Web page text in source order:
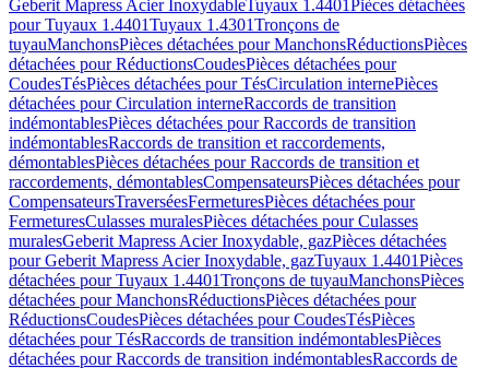
Geberit Mapress Acier InoxydableTuyaux 1.4401Pièces détachées
pour Tuyaux 1.4401Tuyaux 1.4301Tronçons de
tuyauManchonsPièces détachées pour ManchonsRéductionsPièces
détachées pour RéductionsCoudesPièces détachées pour
CoudesTésPièces détachées pour TésCirculation internePièces
détachées pour Circulation interneRaccords de transition
indémontablesPièces détachées pour Raccords de transition
indémontablesRaccords de transition et raccordements,
démontablesPièces détachées pour Raccords de transition et
raccordements, démontablesCompensateursPièces détachées pour
CompensateursTraverséesFermeturesPièces détachées pour
FermeturesCulasses muralesPièces détachées pour Culasses
muralesGeberit Mapress Acier Inoxydable, gazPièces détachées
pour Geberit Mapress Acier Inoxydable, gazTuyaux 1.4401Pièces
détachées pour Tuyaux 1.4401Tronçons de tuyauManchonsPièces
détachées pour ManchonsRéductionsPièces détachées pour
RéductionsCoudesPièces détachées pour CoudesTésPièces
détachées pour TésRaccords de transition indémontablesPièces
détachées pour Raccords de transition indémontablesRaccords de